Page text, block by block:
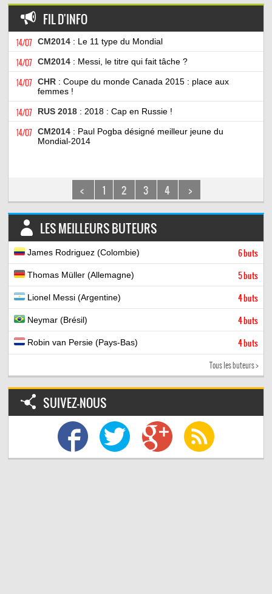
FIL D'INFO
14/07 CM2014 : Le 11 type du Mondial
14/07 CM2014 : Messi, le titre qui fait tâche ?
14/07 CHR : Coupe du monde Canada 2015 : place aux
femmes !
14/07 RUS 2018 : 2018 : Cap en Russie !
14/07 CM2014 : Paul Pogba désigné meilleur jeune du
Mondial-2014
< 1 2 3 4 >
LES MEILLEURS BUTEURS
James Rodriguez (Colombie) 6 buts
Thomas Müller (Allemagne) 5 buts
Lionel Messi (Argentine) 4 buts
Neymar (Brésil) 4 buts
Robin van Persie (Pays-Bas) 4 buts
Tous les buteurs >
SUIVEZ-NOUS